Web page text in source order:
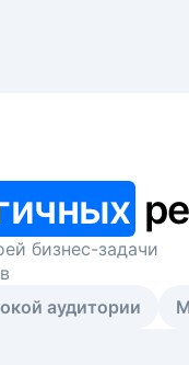
бизнес-задачи
аудитории